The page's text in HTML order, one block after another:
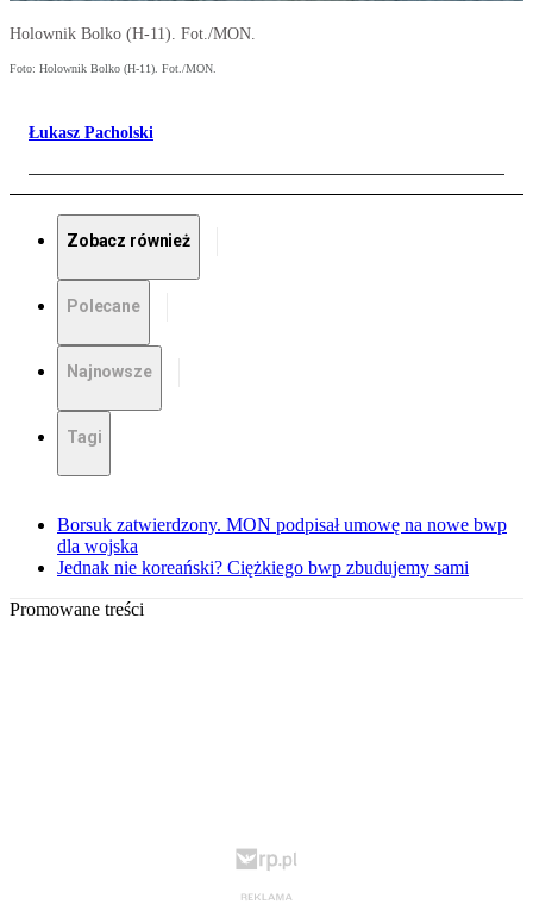
Holownik Bolko (H-11). Fot./MON.
Foto: Holownik Bolko (H-11). Fot./MON.
Łukasz Pacholski
Zobacz również
Polecane
Najnowsze
Tagi
Borsuk zatwierdzony. MON podpisał umowę na nowe bwp
dla wojska
Jednak nie koreański? Ciężkiego bwp zbudujemy sami
Promowane treści